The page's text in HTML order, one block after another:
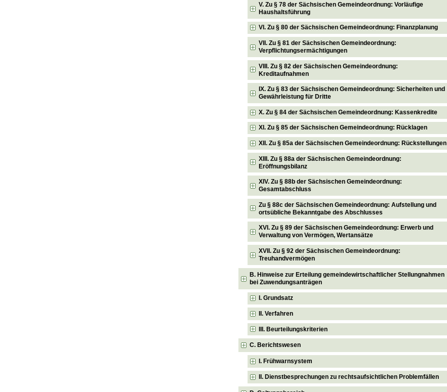
V. Zu § 78 der Sächsischen Gemeindeordnung: Vorläufige
Haushaltsführung
VI. Zu § 80 der Sächsischen Gemeindeordnung: Finanzplanung
VII. Zu § 81 der Sächsischen Gemeindeordnung:
Verpflichtungsermächtigungen
VIII. Zu § 82 der Sächsischen Gemeindeordnung:
Kreditaufnahmen
IX. Zu § 83 der Sächsischen Gemeindeordnung: Sicherheiten und
Gewährleistung für Dritte
X. Zu § 84 der Sächsischen Gemeindeordnung: Kassenkredite
XI. Zu § 85 der Sächsischen Gemeindeordnung: Rücklagen
XII. Zu § 85a der Sächsischen Gemeindeordnung: Rückstellungen
XIII. Zu § 88a der Sächsischen Gemeindeordnung:
Eröffnungsbilanz
XIV. Zu § 88b der Sächsischen Gemeindeordnung:
Gesamtabschluss
Zu § 88c der Sächsischen Gemeindeordnung: Aufstellung und
ortsübliche Bekanntgabe des Abschlusses
XVI. Zu § 89 der Sächsischen Gemeindeordnung: Erwerb und
Verwaltung von Vermögen, Wertansätze
XVII. Zu § 92 der Sächsischen Gemeindeordnung:
Treuhandvermögen
B. Hinweise zur Erteilung gemeindewirtschaftlicher Stellungnahmen
bei Zuwendungsanträgen
I. Grundsatz
II. Verfahren
III. Beurteilungskriterien
C. Berichtswesen
I. Frühwarnsystem
II. Dienstbesprechungen zu rechtsaufsichtlichen Problemfällen